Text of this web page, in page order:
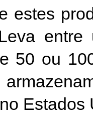
estes
50 ou
Estados